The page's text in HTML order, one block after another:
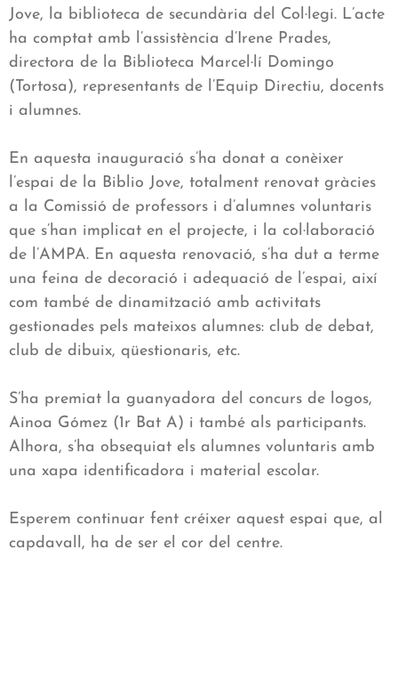
Jove, la biblioteca de secundària del Col·legi. L’acte
ha comptat amb l’assistència d’Irene Prades,
directora de la Biblioteca Marcel·lí Domingo
(Tortosa), representants de l’Equip Directiu, docents
i alumnes.
En aquesta inauguració s’ha donat a conèixer
l’espai de la Biblio Jove, totalment renovat gràcies
a la Comissió de professors i d’alumnes voluntaris
que s’han implicat en el projecte, i la col·laboració
de l’AMPA. En aquesta renovació, s’ha dut a terme
una feina de decoració i adequació de l’espai, així
com també de dinamització amb activitats
gestionades pels mateixos alumnes: club de debat,
club de dibuix, qüestionaris, etc.
S’ha premiat la guanyadora del concurs de logos,
Ainoa Gómez (1r Bat A) i també als participants.
Alhora, s’ha obsequiat els alumnes voluntaris amb
una xapa identificadora i material escolar.
Esperem continuar fent créixer aquest espai que, al
capdavall, ha de ser el cor del centre.